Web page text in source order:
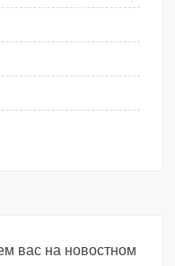
вас на новостном